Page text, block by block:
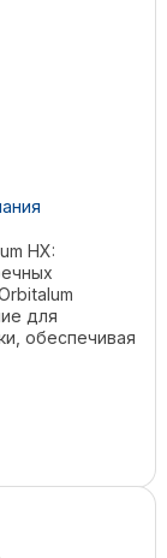
HX:
для
обеспечивая